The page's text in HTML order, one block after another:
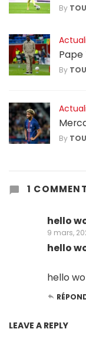
By
By
By
1 COMMENT
hello
9 mars,
hello
hello
LEAVE A REPLY